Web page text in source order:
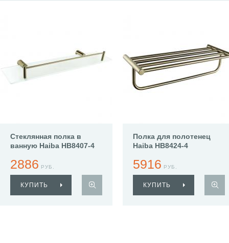
Стеклянная полка в
ванную Haiba HB8407-4
2886 РУБ.
КУПИТЬ
Полка для полотенец
Haiba HB8424-4
5916 РУБ.
КУПИТЬ